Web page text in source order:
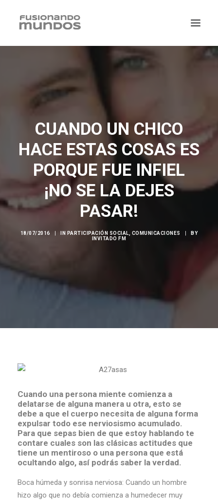
SEARCH
CART
CUANDO UN CHICO
HACE ESTAS COSAS ES
PORQUE FUE INFIEL
¡NO SE LA DEJES
PASAR!
18/07/2016 IN PARTICIPACIÓN SOCIAL COMUNICACIONES
BY
INVITADO FM
Cuando una persona miente comienza a
delatarse de alguna manera u otra, esto se
debe a que el cuerpo necesita de alguna forma
expulsar todo ese nerviosismo acumulado.
Para que sepas bien de que estoy hablando te
contare cuales son las clásicas actitudes que
tiene un mentiroso o una persona que está
ocultando algo, así podrás saber la verdad.
Boca húmeda y sonrisa nerviosa: Cuando un hombre
hizo algo que no debía comienza a humedecer muy